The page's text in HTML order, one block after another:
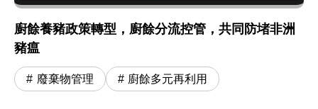
廚餘養豬政策轉型，廚餘分流控管，共同防堵非洲
豬瘟
廢棄物管理 廚餘多元再利用